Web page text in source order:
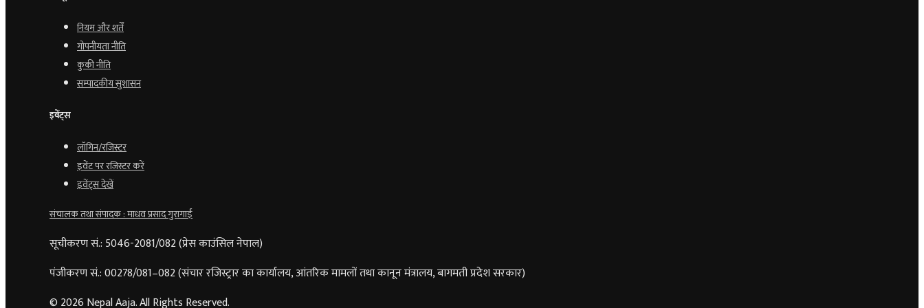
नियम और शर्तें
गोपनीयता नीति
कुकी नीति
सम्पादकीय सुशासन
इवेंट्स
लॉगिन/रजिस्टर
इवेंट पर रजिस्टर करें
इवेंट्स देखें
संचालक तथा संपादक : माधव प्रसाद गुरागाईं
सूचीकरण सं.: 5046-2081/082 (प्रेस काउंसिल नेपाल)
पंजीकरण सं.: 00278/081–082 (संचार रजिस्ट्रार का कार्यालय, आंतरिक मामलों तथा कानून मंत्रालय, बागमती प्रदेश सरकार)
© 2026 Nepal Aaja. All Rights Reserved.